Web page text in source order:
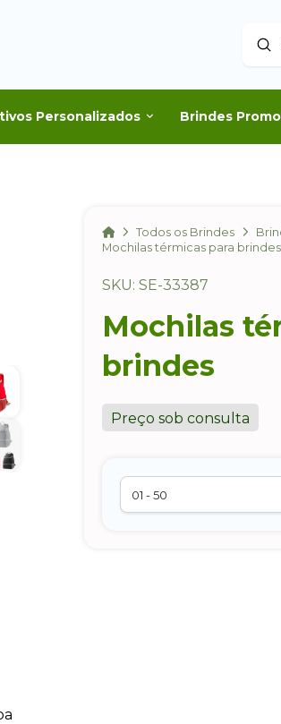
Personalizados Brindes
HomeTodos os Brindes
Mochilas térmicas para brindes
SKU: SE-33387
Mochilas
brindes
Preço sob consulta